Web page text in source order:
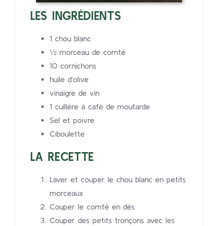
LES INGRÉDIENTS
1 chou blanc
½ morceau de comté
10 cornichons
huile d’olive
vinaigre de vin
1 cuillère à café de moutarde
Sel et poivre
Ciboulette
LA RECETTE
Laver et couper le chou blanc en petits
morceaux
Couper le comté en dés
Couper des petits tronçons avec les